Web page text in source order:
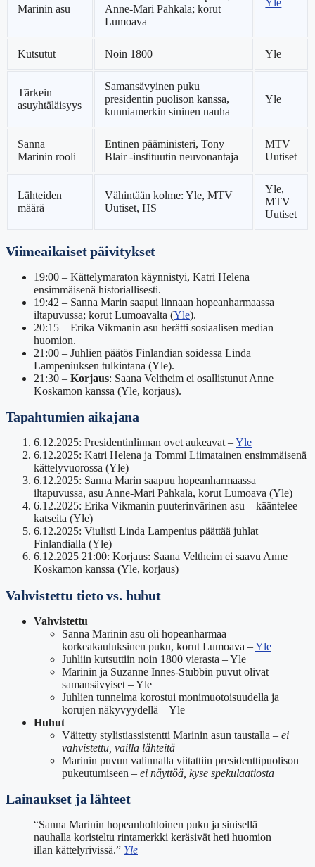
Marinin asu
Anne-Mari Pahkala; korut
Lumoava
Yle
Kutsutut Noin 1800 Yle
Tärkein
asuyhtäläisyys
Samansävyinen puku
presidentin puolison kanssa,
kunniamerkin sininen nauha
Yle
Sanna
Marinin rooli
Entinen pääministeri, Tony
Blair -instituutin neuvonantaja
MTV
Uutiset
Lähteiden
määrä
Vähintään kolme: Yle, MTV
Uutiset, HS
Yle,
MTV
Uutiset
Viimeaikaiset päivitykset
19:00 – Kättelymaraton käynnistyi, Katri Helena
ensimmäisenä historiallisesti.
19:42 – Sanna Marin saapui linnaan hopeanharmaassa
iltapuvussa; korut Lumoavalta (Yle).
20:15 – Erika Vikmanin asu herätti sosiaalisen median
huomion.
21:00 – Juhlien päätös Finlandian soidessa Linda
Lampeniuksen tulkintana (Yle).
21:30 – Korjaus: Saana Veltheim ei osallistunut Anne
Koskamon kanssa (Yle, korjaus).
Tapahtumien aikajana
6.12.2025: Presidentinlinnan ovet aukeavat –Yle
6.12.2025: Katri Helena ja Tommi Liimatainen ensimmäisenä
kättelyvuorossa (Yle)
6.12.2025: Sanna Marin saapuu hopeanharmaassa
iltapuvussa, asu Anne-Mari Pahkala, korut Lumoava (Yle)
6.12.2025: Erika Vikmanin puuterinvärinen asu – kääntelee
katseita (Yle)
6.12.2025: Viulisti Linda Lampenius päättää juhlat
Finlandialla (Yle)
6.12.2025 21:00: Korjaus: Saana Veltheim ei saavu Anne
Koskamon kanssa (Yle, korjaus)
Vahvistettu tieto vs. huhut
Vahvistettu
Sanna Marinin asu oli hopeanharmaa
korkeakauluksinen puku, korut Lumoava –Yle
Juhliin kutsuttiin noin 1800 vierasta – Yle
Marinin ja Suzanne Innes-Stubbin puvut olivat
samansävyiset – Yle
Juhlien tunnelma korostui monimuotoisuudella ja
korujen näkyvyydellä – Yle
Huhut
Väitetty stylistiassistentti Marinin asun taustalla – ei
vahvistettu, vailla lähteitä
Marinin puvun valinnalla viitattiin presidenttipuolison
pukeutumiseen – ei näyttöä, kyse spekulaatiosta
Lainaukset ja lähteet
“Sanna Marinin hopeanhohtoinen puku ja sinisellä
nauhalla koristeltu rintamerkki keräsivät heti huomion
illan kättelyrivissä.” Yle